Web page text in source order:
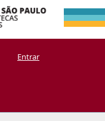
Entrar